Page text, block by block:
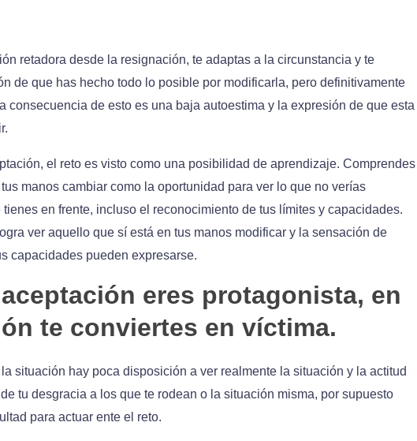
retadora desde la resignación, te adaptas a la circunstancia y te
de que has hecho todo lo posible por modificarla, pero definitivamente
consecuencia de esto es una baja autoestima y la expresión de que esta
el reto es visto como una posibilidad de aprendizaje. Comprendes
manos cambiar como la oportunidad para ver lo que no verías
en frente, incluso el reconocimiento de tus límites y capacidades.
ver aquello que sí está en tus manos modificar y la sensación de
capacidades pueden expresarse.
eres protagonista, en
te conviertes en víctima.
situación hay poca disposición a ver realmente la situación y la actitud
tu desgracia a los que te rodean o la situación misma, por supuesto
para actuar ente el reto.